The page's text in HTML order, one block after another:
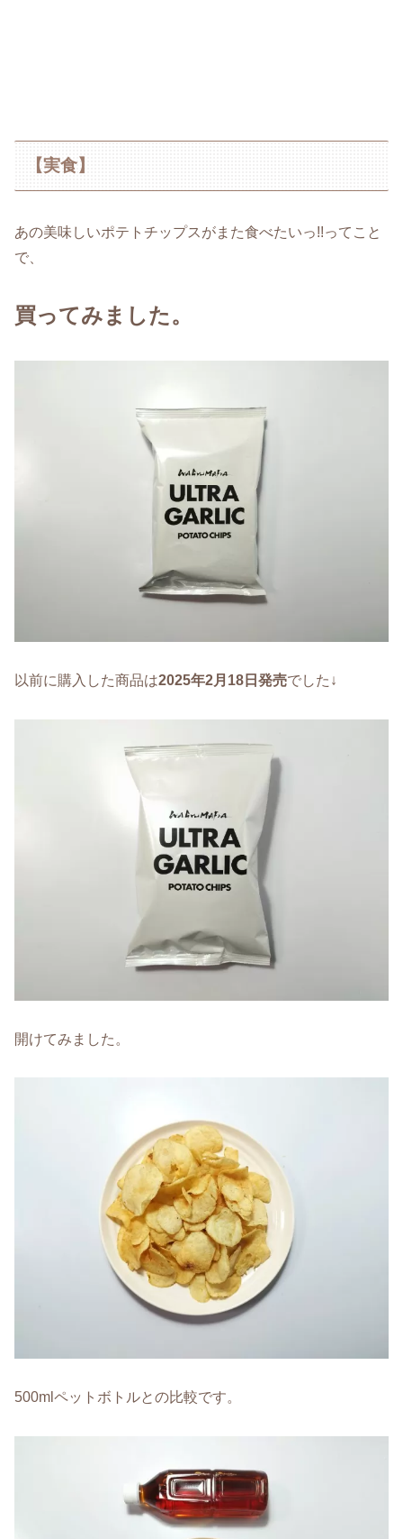
【実食】
あの美味しいポテトチップスがまた食べたいっ!!ってこと
で、
買ってみました。
以前に購入した商品は2025年2月18日発売でした↓
開けてみました。
500mlペットボトルとの比較です。